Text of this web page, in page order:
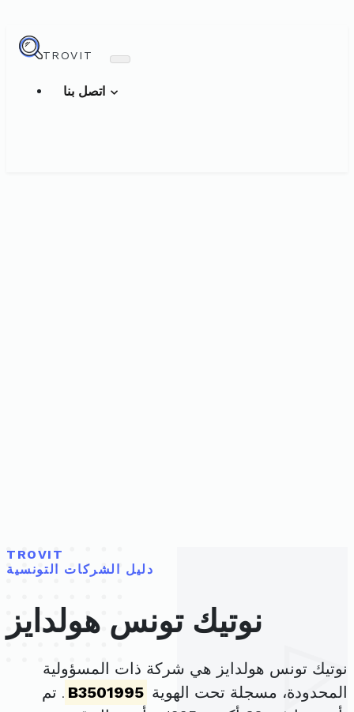
TROVIT
TROVIT
دليل الشركات التونسية
نوتيك تونس هولدايز
نوتيك تونس هولدايز هي شركة ذات المسؤولية
المحدودة، مسجلة تحت الهوية B3501995 . تم